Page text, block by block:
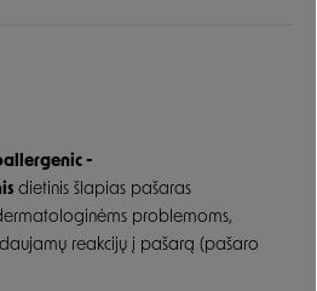
-
dietinis šlapias pašaras
problemoms,
reakcijų į pašarą (pašaro